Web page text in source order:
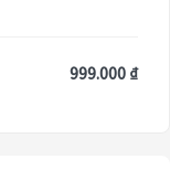
999.000 ₫